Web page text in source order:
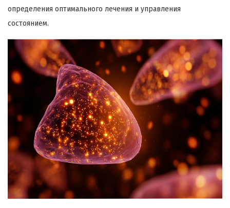
определения оптимального лечения и управления
состоянием.